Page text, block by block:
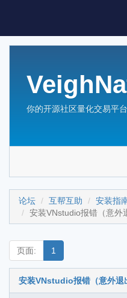
你的开源社区量化交易平
论坛 互帮互助
安装指
安装VNstudio报错（意外
页面: 1
安装VNstudio报错（意外退